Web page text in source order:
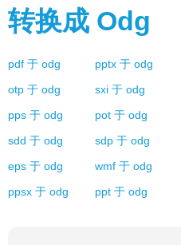
转换成 Odg
pdf 于 odg pptx 于 odg
otp 于 odg sxi 于 odg
pps 于 odg pot 于 odg
sdd 于 odg sdp 于 odg
eps 于 odg wmf 于 odg
ppsx 于 odg ppt 于 odg